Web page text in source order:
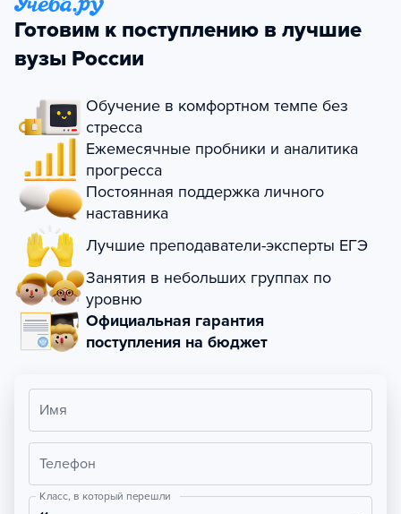
Готовим к поступлению в лучшие
вузы России
Обучение в комфортном темпе без
стресса
Ежемесячные пробники и аналитика
прогресса
Постоянная поддержка личного
наставника
Лучшие преподаватели-эксперты ЕГЭ
Занятия в небольших группах по
уровню
Официальная гарантия
поступления на бюджет
Имя
Телефон
Класс, в который перешли